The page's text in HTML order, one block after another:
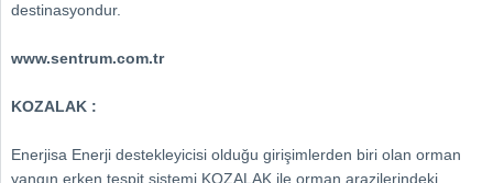
destinasyondur.
www.sentrum.com.tr
KOZALAK :
Enerjisa Enerji destekleyicisi olduğu girişimlerden biri olan orman
yangın erken tespit sistemi KOZALAK ile orman arazilerindeki